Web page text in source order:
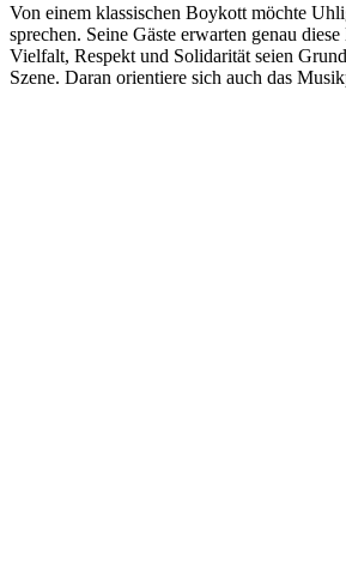
Von einem klassischen Boykott möchte
sprechen. Seine Gäste erwarten genau
Vielfalt, Respekt und Solidarität seien
Szene. Daran orientiere sich auch das